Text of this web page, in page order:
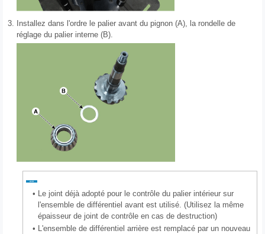
3.
Installez dans l'ordre le palier avant du pignon (A), la rondelle de
réglage du palier interne (B).
• Le joint déjà adopté pour le contrôle du palier intérieur sur
l'ensemble de différentiel avant est utilisé. (Utilisez la même
épaisseur de joint de contrôle en cas de destruction)
• L'ensemble de différentiel arrière est remplacé par un nouveau